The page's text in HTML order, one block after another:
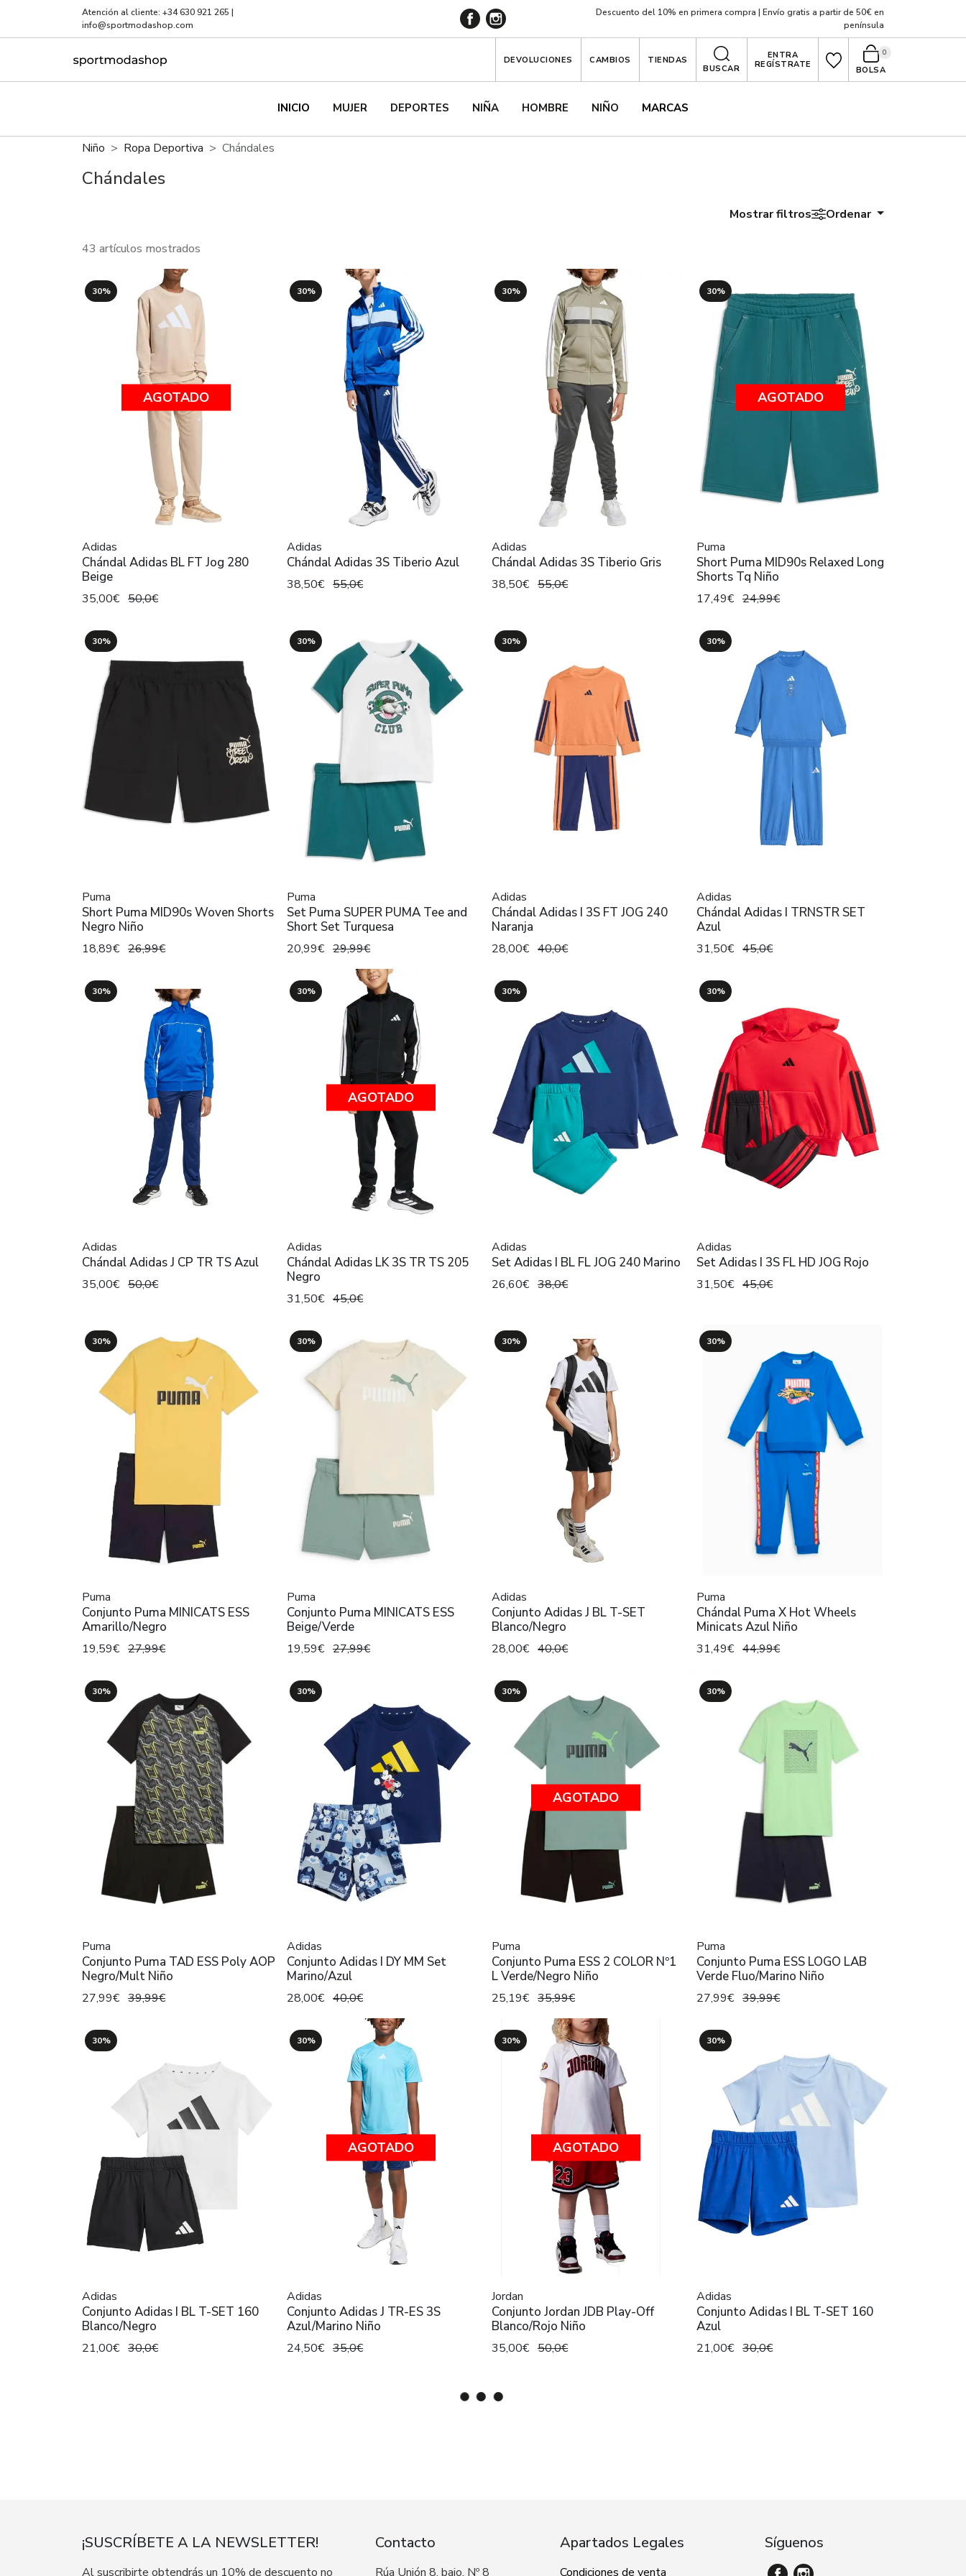
Atención al cliente: +34 630 921 265 |
info@sportmodashop.com
Descuento del 10% en primera compra | Envío gratis a partir de 50€ en
península
INICIO MUJER DEPORTES NIÑA HOMBRE NIÑO MARCAS
DEVOLUCIONES CAMBIOS
TIENDAS
BUSCAR
ENTRA
REGÍSTRATE
BOLSA
0
Niño Ropa Deportiva Chándales
Chándales
Mostrar filtros Ordenar
43 artículos mostrados
30%
AGOTADO
Adidas
Chándal Adidas BL FT Jog 280
Beige
35,00€ 50,0€
30%
Adidas
Chándal Adidas 3S Tiberio Azul
38,50€ 55,0€
30%
Adidas
Chándal Adidas 3S Tiberio Gris
38,50€ 55,0€
30%
AGOTADO
Puma
Short Puma MID90s Relaxed Long
Shorts Tq Niño
17,49€ 24,99€
30%
Puma
Short Puma MID90s Woven Shorts
Negro Niño
18,89€ 26,99€
30%
Puma
Set Puma SUPER PUMA Tee and
Short Set Turquesa
20,99€ 29,99€
30%
Adidas
Chándal Adidas I 3S FT JOG 240
Naranja
28,00€ 40,0€
30%
Adidas
Chándal Adidas I TRNSTR SET
Azul
31,50€ 45,0€
30%
Adidas
Chándal Adidas J CP TR TS Azul
35,00€ 50,0€
30%
AGOTADO
Adidas
Chándal Adidas LK 3S TR TS 205
Negro
31,50€ 45,0€
30%
Adidas
Set Adidas I BL FL JOG 240 Marino
26,60€ 38,0€
30%
Adidas
Set Adidas I 3S FL HD JOG Rojo
31,50€ 45,0€
30%
Puma
Conjunto Puma MINICATS ESS
Amarillo/Negro
19,59€ 27,99€
30%
Puma
Conjunto Puma MINICATS ESS
Beige/Verde
19,59€ 27,99€
30%
Adidas
Conjunto Adidas J BL T-SET
Blanco/Negro
28,00€ 40,0€
30%
Puma
Chándal Puma X Hot Wheels
Minicats Azul Niño
31,49€ 44,99€
30%
Puma
Conjunto Puma TAD ESS Poly AOP
Negro/Mult Niño
27,99€ 39,99€
30%
Adidas
Conjunto Adidas I DY MM Set
Marino/Azul
28,00€ 40,0€
30%
AGOTADO
Puma
Conjunto Puma ESS 2 COLOR Nº1
L Verde/Negro Niño
25,19€ 35,99€
30%
Puma
Conjunto Puma ESS LOGO LAB
Verde Fluo/Marino Niño
27,99€ 39,99€
30%
Adidas
Conjunto Adidas I BL T-SET 160
Blanco/Negro
21,00€ 30,0€
30%
AGOTADO
Adidas
Conjunto Adidas J TR-ES 3S
Azul/Marino Niño
24,50€ 35,0€
30%
AGOTADO
Jordan
Conjunto Jordan JDB Play-Off
Blanco/Rojo Niño
35,00€ 50,0€
30%
Adidas
Conjunto Adidas I BL T-SET 160
Azul
21,00€ 30,0€
¡SUSCRÍBETE A LA NEWSLETTER!
Al suscribirte obtendrás un 10% de descuento no
Contacto
Rúa Unión 8, bajo, Nº 8
Apartados Legales
Condiciones de venta
Síguenos